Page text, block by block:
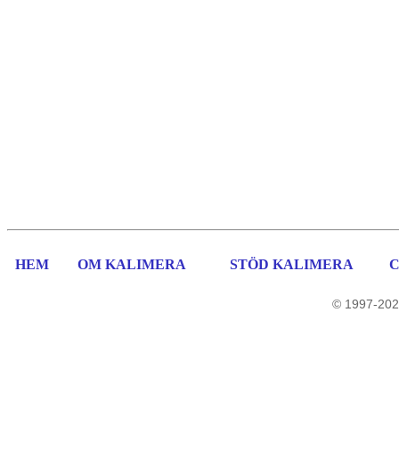
HEM OM KALIMERA STÖD KALIMERA
© 1997-